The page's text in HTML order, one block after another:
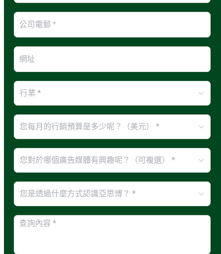
行業 *
您每月的行銷預算是多少呢？（美元） *
您對於哪個廣告媒體有興趣呢？（可複選） *
您是透過什麼方式認識亞思博？ *